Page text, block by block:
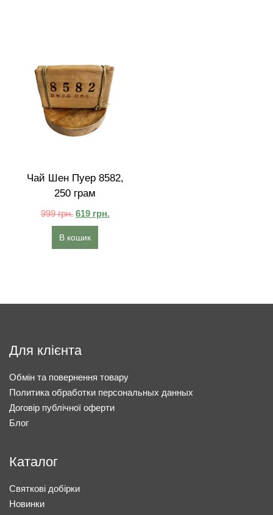
Чай Шен Пуер 8582,
250 грам
999грн. 619 грн.
В кошик
Для клієнта
Обмін та повернення товару
Политика обработки персональных данных
Договір публічної оферти
Блог
Каталог
Святкові добірки
Новинки